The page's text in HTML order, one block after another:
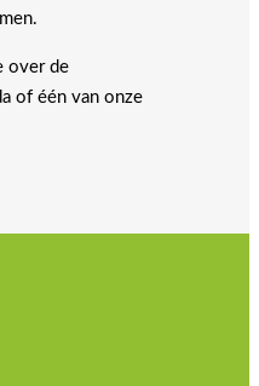
over de
of één van onze